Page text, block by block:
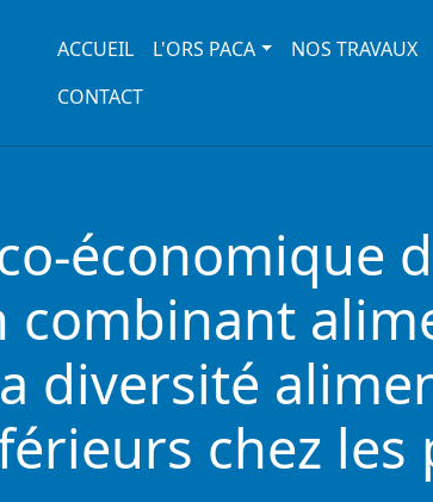
Main navigation
ACCUEIL L'ORS PACA NOS TRAVAUX
CONTACT
économique
diversité
chez les